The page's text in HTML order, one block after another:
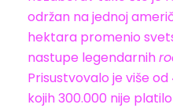
održan na jednoj
hektara promenio
nastupe legendarnih
Prisustvovalo je više
kojih 300.000 nije